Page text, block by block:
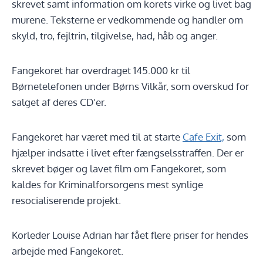
skrevet samt information om korets virke og livet bag
murene. Teksterne er vedkommende og handler om
skyld, tro, fejltrin, tilgivelse, had, håb og anger.
Fangekoret har overdraget 145.000 kr til
Børnetelefonen under Børns Vilkår, som overskud for
salget af deres CD’er.
Fangekoret har været med til at starte Cafe Exit, som
hjælper indsatte i livet efter fængselsstraffen. Der er
skrevet bøger og lavet film om Fangekoret, som
kaldes for Kriminalforsorgens mest synlige
resocialiserende projekt.
Korleder Louise Adrian har fået flere priser for hendes
arbejde med Fangekoret.